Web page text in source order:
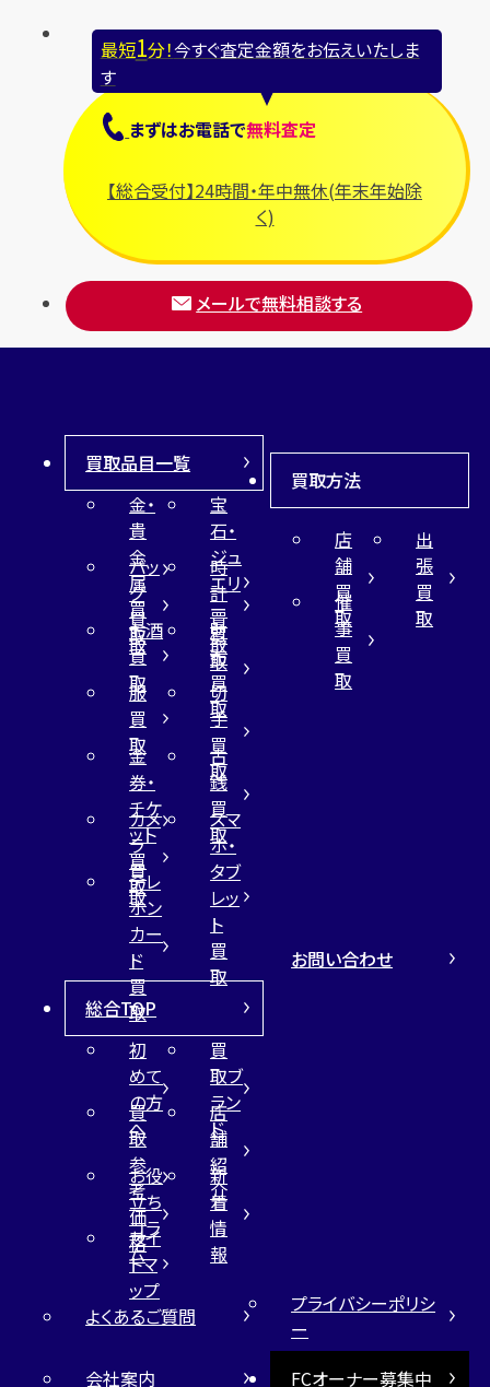
最短1分！今すぐ査定金額をお伝えいたしま
す
まずはお電話で無料査定
【総合受付】24時間・年中無休(年末年始除
く)
メールで無料相談する
買取品目一覧
金・
貴
金
属
買
取
宝
石・
ジュ
エリ
ー
買
取
バッ
グ
買
取
時
計
買
取
お酒
買
取
財
布
買
取
服
買
取
切
手
買
取
金
券・
チケ
ット
買
取
古
銭
買
取
カメ
ラ
買
取
スマ
ホ・
タブ
レッ
ト
買
取
テレ
ホン
カー
ド
買
取
買取方法
店
舗
買
取
出
張
買
取
催
事
買
取
総合TOP
初
めて
の方
へ
買
取ブ
ラン
ド
買
取
参
考
価
格
店
舗
紹
介
お役
立ち
コラ
ム
新
着
情
報
サイ
トマ
ップ
お問い合わせ
よくあるご質問
プライバシーポリシ
ー
会社案内
FCオーナー募集中